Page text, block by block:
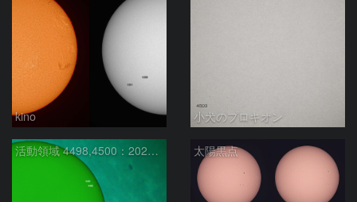
kino 小犬のプロキオン
活動領域 4498,4500：2026/08/08 太陽黒点